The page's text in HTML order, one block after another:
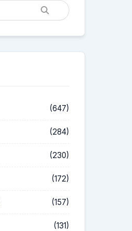
(647)
(284)
(230)
(172)
(157)
(131)